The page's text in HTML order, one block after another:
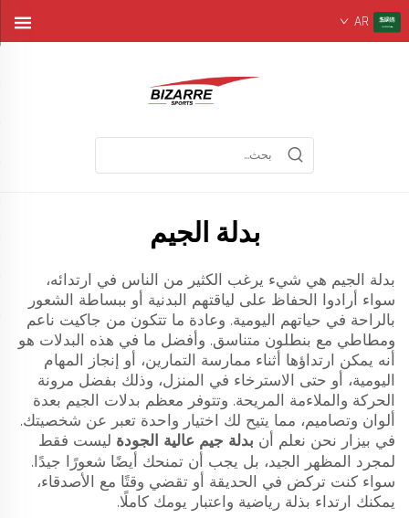
AR
بدلة الجيم
بدلة الجيم هي شيء يرغب الكثير من الناس في ارتدائه،
سواء أرادوا الحفاظ على لياقتهم البدنية أو ببساطة الشعور
بالراحة في حياتهم اليومية. وعادة ما تتكون من جاكيت ناعم
ومطاطي مع بنطلون متناسق. وأفضل ما في هذه البدلات هو
أنه يمكن ارتداؤها أثناء ممارسة التمارين، أو إنجاز المهام
اليومية، أو حتى الاسترخاء في المنزل، وذلك بفضل مرونة
الحركة والملاءمة المريحة. وتتوفر معظم بدلات الجيم بعدة
ألوان وتصاميم، مما يتيح لك اختيار واحدة تعبر عن شخصيتك.
في بيزار نحن نعلم أن بدلة جيم عالية الجودة ليست فقط
لمجرد المظهر الجيد، بل يجب أن تمنحك أيضًا شعورًا جيدًا.
سواء كنت تركض في الحديقة أو تقضي وقتًا مع الأصدقاء،
يمكنك ارتداء بذلة رياضية واعتبار يومك كاملًا.